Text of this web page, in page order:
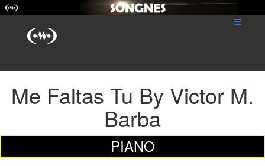
Me Faltas Tu By Victor M.
Barba
PIANO